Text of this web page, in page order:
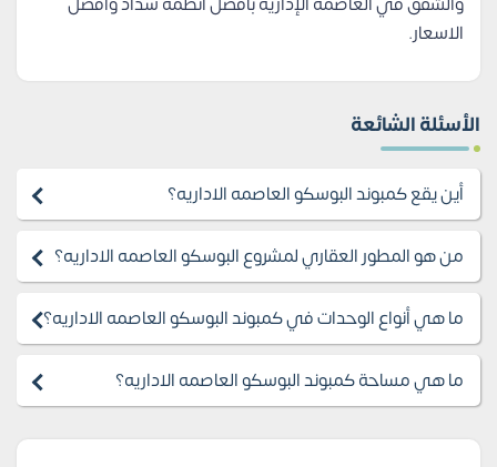
الاسعار.
الأسئلة الشائعة
أين يقع كمبوند البوسكو العاصمه الاداريه؟
من هو المطور العقاري لمشروع البوسكو العاصمه الاداريه؟
ما هي أنواع الوحدات في كمبوند البوسكو العاصمه الاداريه؟
ما هي مساحة كمبوند البوسكو العاصمه الاداريه؟